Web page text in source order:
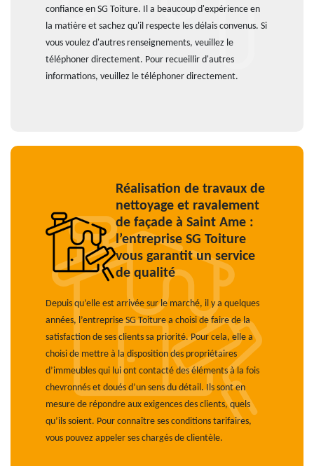
confiance en SG Toiture. Il a beaucoup d'expérience en
la matière et sachez qu'il respecte les délais convenus. Si
vous voulez d'autres renseignements, veuillez le
téléphoner directement. Pour recueillir d'autres
informations, veuillez le téléphoner directement.
Réalisation de travaux de
nettoyage et ravalement
de façade à Saint Ame :
l’entreprise SG Toiture
vous garantit un service
de qualité
Depuis qu’elle est arrivée sur le marché, il y a quelques
années, l’entreprise SG Toiture a choisi de faire de la
satisfaction de ses clients sa priorité. Pour cela, elle a
choisi de mettre à la disposition des propriétaires
d’immeubles qui lui ont contacté des éléments à la fois
chevronnés et doués d’un sens du détail. Ils sont en
mesure de répondre aux exigences des clients, quels
qu’ils soient. Pour connaître ses conditions tarifaires,
vous pouvez appeler ses chargés de clientèle.